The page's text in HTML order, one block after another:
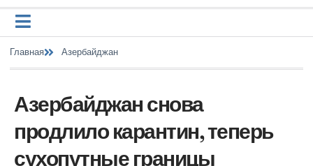
Главная Азербайджан
Азербайджан снова
продлило карантин, теперь
сухопутные границы